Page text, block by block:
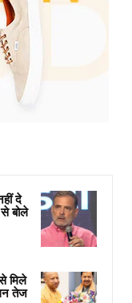
दे
बोले
मिले
तेज